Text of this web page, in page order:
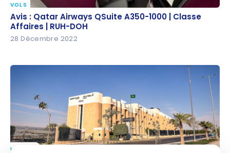
Avis : Qatar Airways QSuite A350-1000 | Classe
Affaires | RUH-DOH
VOLS
Avis : Qatar Airways QSuite A350-1000 | Classe
Affaires | RUH-DOH
28 Décembre 2022
HÔTELS